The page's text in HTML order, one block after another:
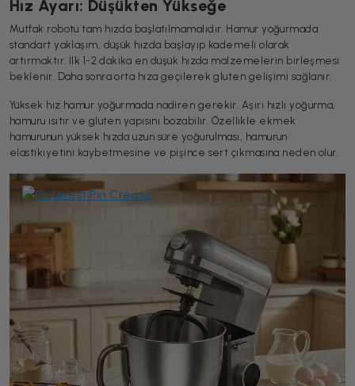
Hız Ayarı: Düşükten Yükseğe
Mutfak robotu tam hızda başlatılmamalıdır. Hamur yoğurmada
standart yaklaşım, düşük hızda başlayıp kademeli olarak
artırmaktır. İlk 1-2 dakika en düşük hızda malzemelerin birleşmesi
beklenir. Daha sonra orta hıza geçilerek gluten gelişimi sağlanır.
Yüksek hız hamur yoğurmada nadiren gerekir. Aşırı hızlı yoğurma,
hamuru ısıtır ve gluten yapısını bozabilir. Özellikle ekmek
hamurunun yüksek hızda uzun süre yoğurulması, hamurun
elastikiyetini kaybetmesine ve pişince sert çıkmasına neden olur.